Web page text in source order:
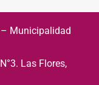
Municipalidad
Las Flores,